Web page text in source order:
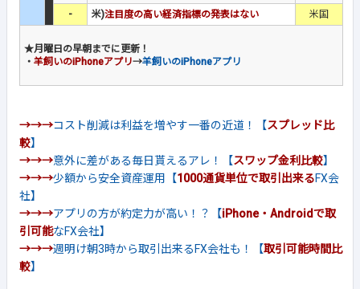
-
米)注目度の高い経済指標の発表はない 米国
★月曜日の早朝までに更新！
・ 羊飼いのiPhoneアプリ→羊飼いのiPhoneアプリ
→→→コスト削減は利益を増やす一番の近道！【スプレッド比
較】
→→→意外に差がある毎日貰えるアレ！【スワップ金利比較】
→→→少額から安全資産運用【1000通貨単位で取引出来るFX会
社】
→→→アプリの方が約定力が高い！？【iPhone・Androidで取
引可能なFX会社】
→→→週明け朝3時から取引出来るFX会社も！【取引可能時間比
較】